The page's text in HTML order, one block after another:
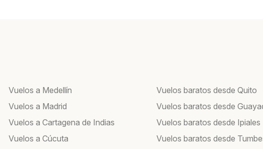
Vuelos a Medellín
Vuelos a Madrid
Vuelos a Cartagena de Indias
Vuelos a Cúcuta
Vuelos baratos desde Quito
Vuelos baratos desde
Vuelos baratos desde Ipiales
Vuelos baratos desde